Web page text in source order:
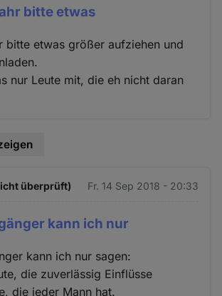
bitte etwas
bitte etwas größer aufziehen und
nur Leute mit, die eh nicht daran
überprüft) Fr. 14 Sep 2018 - 20:33
kann ich nur
kann ich nur sagen:
die zuverlässig Einflüsse
die jeder Mann hat.